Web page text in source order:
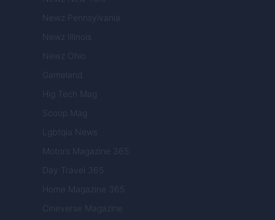
Newz Pennsylvania
Newz Illinois
Newz Ohio
Gameland
Hig Tech Mag
Scoop Mag
Lgbtqia News
Motors Magazine 365
Day Travel 365
Home Magazine 365
Cineverse Magazine